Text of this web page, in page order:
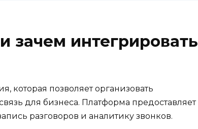
зачем интегрировать
которая позволяет организовать
для бизнеса. Платформа предоставляет
разговоров и аналитику звонков.